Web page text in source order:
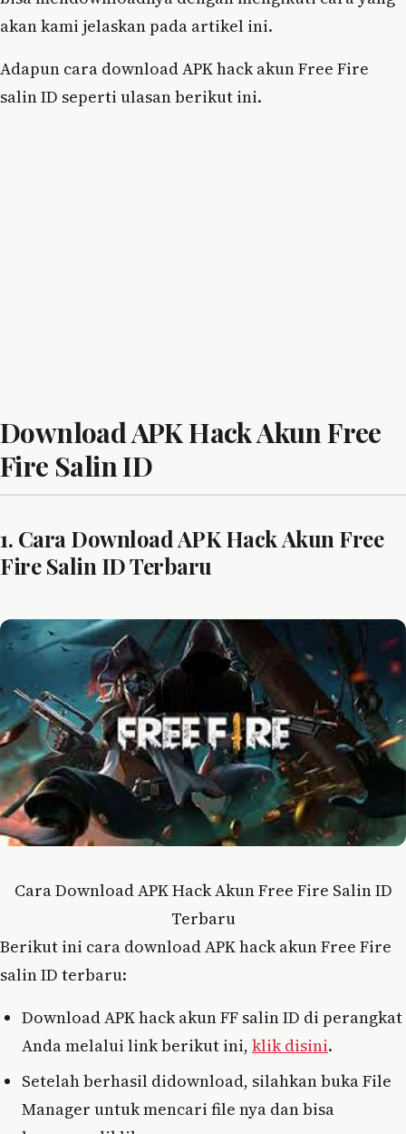
akan kami jelaskan pada artikel ini.
Adapun cara download APK hack akun Free Fire
salin ID seperti ulasan berikut ini.
Download APK Hack Akun Free
Fire Salin ID
1. Cara Download APK Hack Akun Free
Fire Salin ID Terbaru
Cara Download APK Hack Akun Free Fire Salin ID
Terbaru
Berikut ini cara download APK hack akun Free Fire
salin ID terbaru:
Download APK hack akun FF salin ID di perangkat
Anda melalui link berikut ini, klik disini.
Setelah berhasil didownload, silahkan buka File
Manager untuk mencari file nya dan bisa